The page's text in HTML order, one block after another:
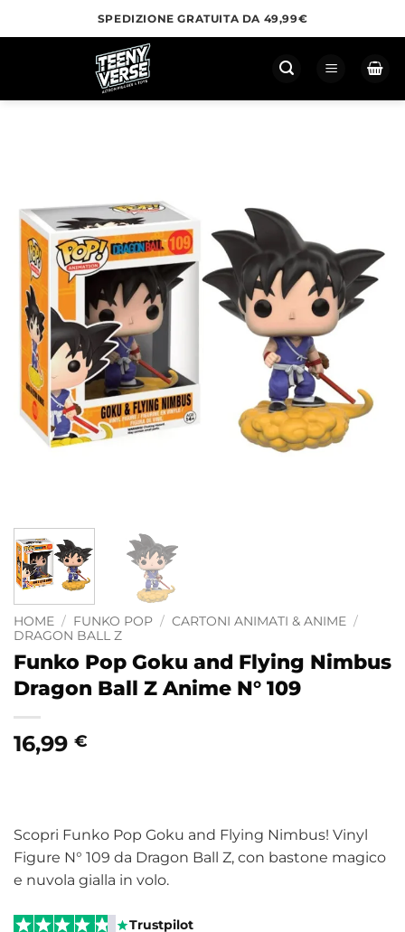
ai
SPEDIZIONE GRATUITA DA 49,99€
HOME / FUNKO POP / CARTONI ANIMATI & ANIME /
DRAGON BALL Z
Funko Pop Goku and Flying Nimbus
Dragon Ball Z Anime N° 109
16,99 €
Scopri Funko Pop Goku and Flying Nimbus! Vinyl
Figure N° 109 da Dragon Ball Z, con bastone magico
e nuvola gialla in volo.
Trustpilot